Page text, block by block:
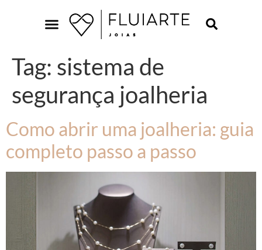
Tag: sistema de
segurança joalheria
Como abrir uma joalheria: guia
completo passo a passo